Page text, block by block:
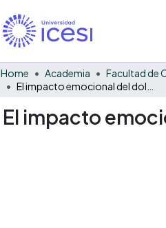
Home Academia
El impacto